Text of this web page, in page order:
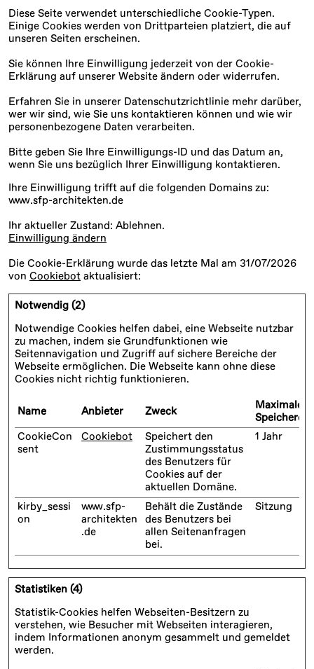
Diese Seite verwendet unterschiedliche Cookie-Typen.
Einige Cookies werden von Drittparteien platziert, die auf
unseren Seiten erscheinen.
Sie können Ihre Einwilligung jederzeit von der Cookie-
Erklärung auf unserer Website ändern oder widerrufen.
Erfahren Sie in unserer Datenschutzrichtlinie mehr darüber,
wer wir sind, wie Sie uns kontaktieren können und wie wir
personenbezogene Daten verarbeiten.
Bitte geben Sie Ihre Einwilligungs-ID und das Datum an,
wenn Sie uns bezüglich Ihrer Einwilligung kontaktieren.
Ihre Einwilligung trifft auf die folgenden Domains zu:
www.sfp-architekten.de
Ihr aktueller Zustand: Ablehnen.
Einwilligung ändern
Die Cookie-Erklärung wurde das letzte Mal am 31/07/2026
von Cookiebot aktualisiert:
Notwendig (2)
Notwendige Cookies helfen dabei, eine Webseite nutzbar
zu machen, indem sie Grundfunktionen wie
Seitennavigation und Zugriff auf sichere Bereiche der
Webseite ermöglichen. Die Webseite kann ohne diese
Cookies nicht richtig funktionieren.
Name Anbieter Zweck
Maximale
CookieCon
sent
Cookiebot
Speichert den
Zustimmungsstatus
des Benutzers für
Cookies auf der
aktuellen Domäne.
1 Jahr
kirby_sessi
on
www.sfp-
architekten
.de
Behält die Zustände
des Benutzers bei
allen Seitenanfragen
bei.
Sitzung
Statistiken (4)
Statistik-Cookies helfen Webseiten-Besitzern zu
verstehen, wie Besucher mit Webseiten interagieren,
indem Informationen anonym gesammelt und gemeldet
werden.